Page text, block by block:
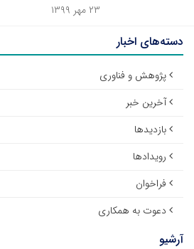
۲۳ مهر ۱۳۹۹
دسته‌های اخبار
پژوهش و فناوری
آخرین خبر
بازدیدها
رویدادها
فراخوان
دعوت به همکاری
آرشیو